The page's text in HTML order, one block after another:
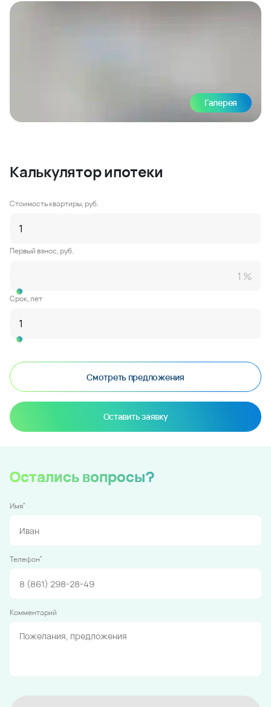
Галерея
Калькулятор ипотеки
Стоимость квартиры, руб.
Первый взнос, руб.
Срок, лет
Смотреть предложения
Оставить заявку
Остались вопросы?
Имя*
Телефон*
Комментарий